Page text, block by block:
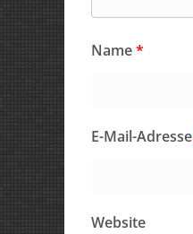
Name*
E-Mail-Adresse
Website